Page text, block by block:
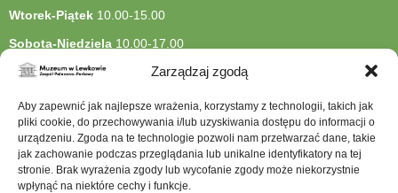
Zarządzaj zgodą
Aby zapewnić jak najlepsze wrażenia, korzystamy z technologii, takich jak
pliki cookie, do przechowywania i/lub uzyskiwania dostępu do informacji o
urządzeniu. Zgoda na te technologie pozwoli nam przetwarzać dane, takie
jak zachowanie podczas przeglądania lub unikalne identyfikatory na tej
stronie. Brak wyrażenia zgody lub wycofanie zgody może niekorzystnie
wpłynąć na niektóre cechy i funkcje.
Wtorek-Piątek 10.00-15.00
Sobota-Niedziela 10.00-17.00
Poniedziałek– muzeum nieczynne
Wtorek
jest dniem z bezpłatnym wejściem na wystawy stałe
Informujemy, że bezpłatne wtorki nie obejmują wystaw
czasowych
Ostatnie wejście do muzeum odbywa się pół godziny przed
zamknięciem